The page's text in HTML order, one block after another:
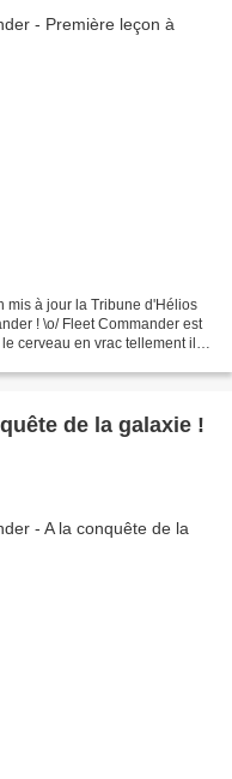
mis à jour la Tribune d'Hélios
! \o/ Fleet Commander est
cerveau en vrac tellement il
de la galaxie !